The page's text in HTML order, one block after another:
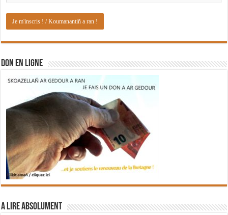
DON EN LIGNE
A lire absolument